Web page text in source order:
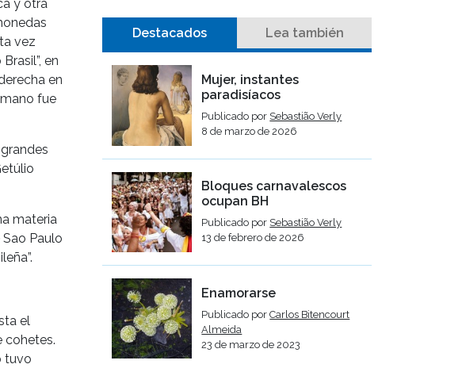
y otra
vez
en
en
fue
materia
Paulo
el
cohetes.
tuvo
Destacados Lea también
Mujer, instantes
paradisíacos
Publicado por Sebastião Verly
8 de marzo de 2026
Bloques carnavalescos
ocupan BH
Publicado por Sebastião Verly
13 de febrero de 2026
Enamorarse
Publicado porCarlos Bitencourt
Almeida
23 de marzo de 2023